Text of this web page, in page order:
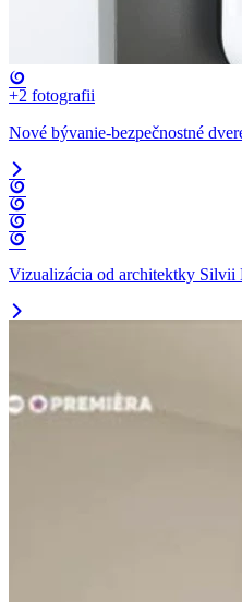
+2 fotografii
Nové bývanie-bezpečnostné
Vizualizácia od architektky Silvii